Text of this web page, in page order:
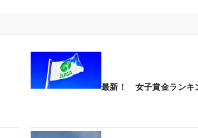
最新！ 女子賞金ランキ